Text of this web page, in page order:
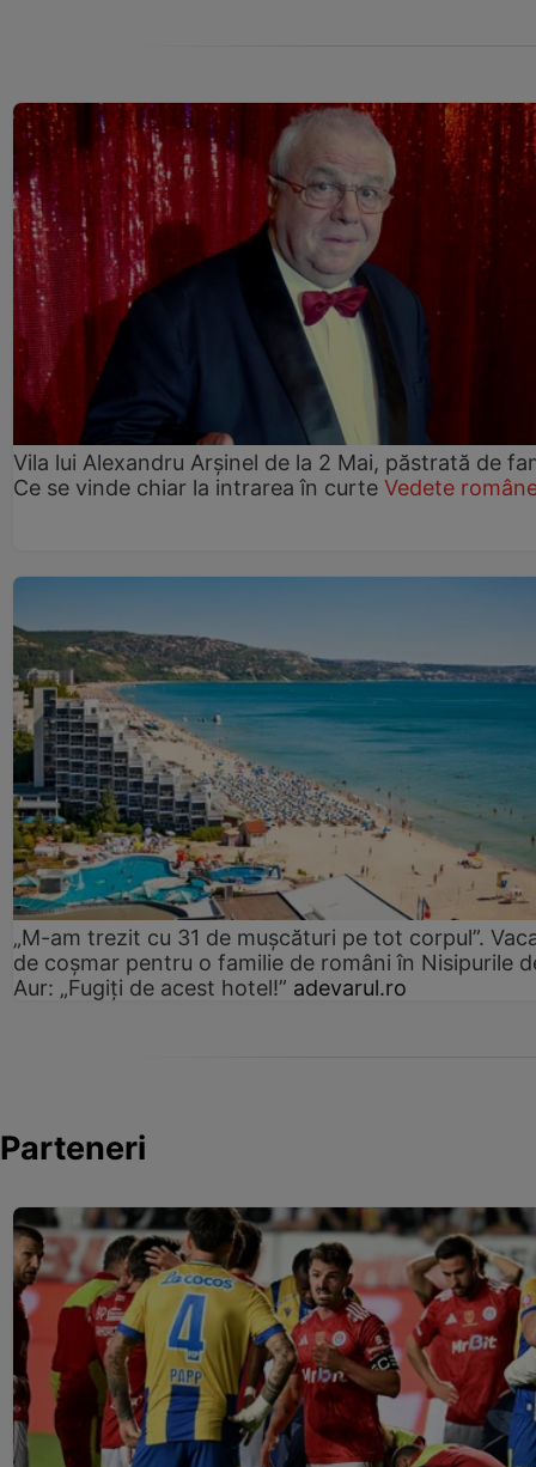
Vila lui Alexandru Arșinel de la 2 Mai, păstrată de
Ce se vinde chiar la intrarea în curte Vedete
„M-am trezit cu 31 de mușcături pe tot corpul”.
de coșmar pentru o familie de români în Nisipurile
Aur: „Fugiți de acest hotel!” adevarul.ro
Parteneri